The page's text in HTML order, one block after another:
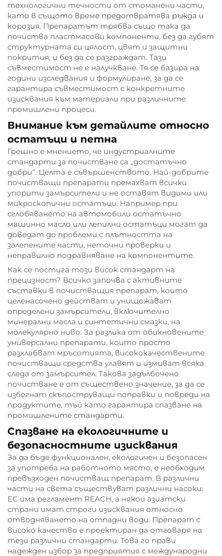
технологични течности от стоманени части,
като в същото време предотвратява ръжда и
корозия. Препаратът трябва също така да
почиства пластмасови компоненти, без да губят
структурната си цялост, цвят и защитни
покрития, и без да се разграждат. Тази
съвместимост не е налучкване. Тя се базира на
години изследвания и формулиране, за да се
гарантира съвместимост с конкретните
изисквания към материали при различните
промишлени процеси.
Внимание към детайлите относно
остатъци и петна
Грешно е мнението, че индустриалните
стандарти за почистване са „достатъчно
добри“. Целта е съвършенството. Най-добрите
почистващи препарати премахват всички
упорити замърсители и не оставят видими или
микроскопични остатъци. Например при
сглобяването на автомобили остатъчно
машинно масло или лепилни остатъци могат да
доведат до проблеми с плътността на
залепените части, неточни проверки и
неправилно подравняване на компонентите.
Как се постига този висок стандарт на
прецизност? Всичко започва с активните
съставки в почистващия препарат, които
целенасочено действат и унищожават
определени замърсители, включително
минерални масла и синтетични смазки, на
молекулярно ниво. За разлика от обикновените
универсални препарати, които просто
разхлабват мръсотията, висококачествените
почистващи средства улавят и измиват всяка
следа от замърсител. Такова задълбочено
почистване е от съществено значение, за да се
избегнат скъпоструващи поправки и повреди на
продуктите, тъй като гарантира спазване на
промишлените стандарти.
Спазване на екологичните и
безопасностните изисквания
За да бъде функционален, екологичен и безопасен
за употреба на работното място, е необходим
превъзходен почистващ препарат. В различни
части на света съществуват различни насоки:
ЕС има регламент REACH, а някои азиатски
страни имат строги изисквания относно
отводняването на отпадни води. Препарат с
високо качество е проектиран да отговаря на
тези различни стандарти. Това го прави
надежден избор за предприятия с международни